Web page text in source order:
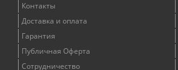
Контакты
Доставка и оплата
Гарантия
Публичная Оферта
Сотрудничество